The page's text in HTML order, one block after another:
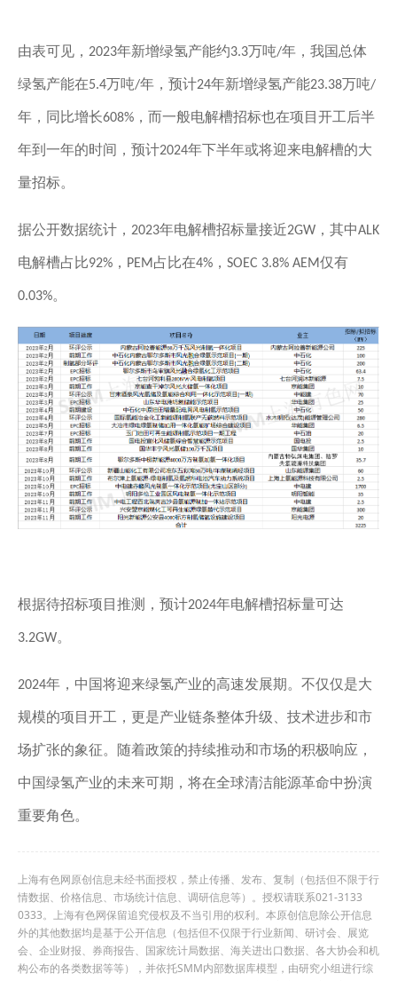
由表可见， 2023年新增绿氢产能约3.3万吨/年，我国总体
绿氢产能在5.4万吨/年，预计24年新增绿氢产能23.38万吨/
年，同比增长608% ，而一般电解槽招标也在项目开工后半
年到一年的时间，预计2024年下半年或将迎来电解槽的大
量招标。
据公开数据统计， 2023年电解槽招标量接近2GW ，其中ALK
电解槽占比92% ， PEM 占比在4% ， SOEC 3.8% AEM仅有
0.03%。
根据待招标项目推测，预计2024年电解槽招标量可达
3.2GW。
2024年，中国将迎来绿氢产业的高速发展期。不仅仅是大
规模的项目开工，更是产业链条整体升级、技术进步和市
场扩张的象征。随着政策的持续推动和市场的积极响应，
中国绿氢产业的未来可期，将在全球清洁能源革命中扮演
重要角色。
上海有色网原创信息未经书面授权，禁止传播、发布、复制（包括但不限于行
情数据、价格信息、市场统计信息、调研信息等）。授权请联系021-3133
0333。上海有色网保留追究侵权及不当引用的权利。本原创信息除公开信息
外的其他数据均是基于公开信息（包括但不仅限于行业新闻、研讨会、展览
会、企业财报、券商报告、国家统计局数据、海关进出口数据、各大协会和机
构公布的各类数据等等），并依托SMM内部数据库模型，由研究小组进行综